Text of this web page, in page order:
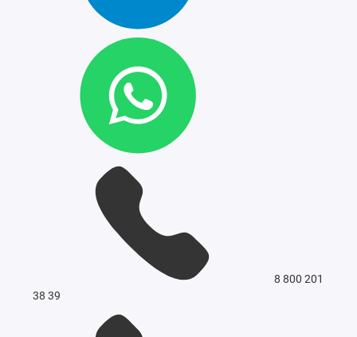
8 800 201
38 39